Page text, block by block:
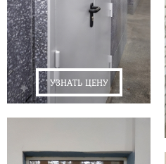
УЗНАТЬ ЦЕНУ